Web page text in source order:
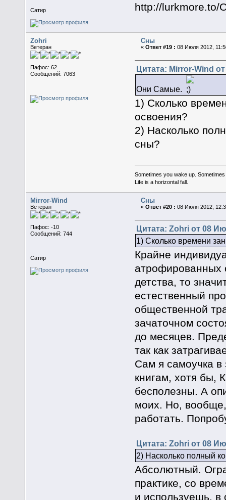
Сатир http://lurkmore.to/
Zohri
Ветеран
Пафос: 62
Сообщений: 7063
Сны
«Ответ #19 : 08 Июля 2012,
Цитата: Mirror-Wind
Они Самые.
1) Сколько
освоения?
2) Насколько
сны?
Sometimes you wake up.
Life is a horizontal fall.
Mirror-Wind
Ветеран
Пафос: -10
Сообщений: 744
Сатир
Сны
«Ответ #20 : 08 Июля 2012,
Цитата: Zohri от 08
1) Сколько времени
Крайне
атрофированных
детства, то
естественный
общественной
зачаточном
до месяцев.
так как
Сам я самоучка в
книгам, хотя бы,
бесполезны. А
моих. Но,
работать.
Цитата: Zohri от 08
2) Насколько полный
Абсолютный.
практике, со
и используешь,